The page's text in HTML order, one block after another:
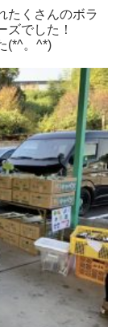
たくさんのボラ
ズでした！
(*^。^*)